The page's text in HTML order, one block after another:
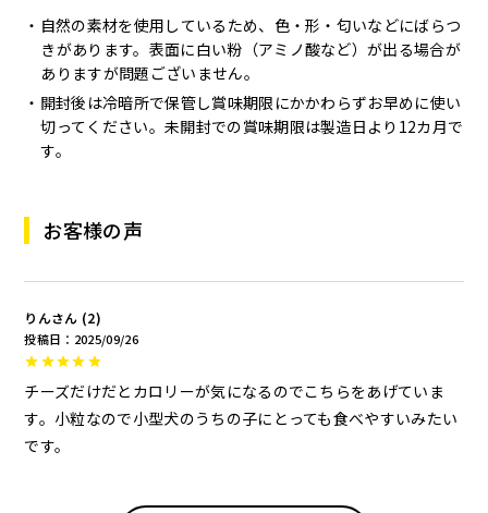
自然の素材を使用しているため、色・形・匂いなどにばらつ
きがあります。表面に白い粉（アミノ酸など）が出る場合が
ありますが問題ございません。
開封後は冷暗所で保管し賞味期限にかかわらずお早めに使い
切ってください。未開封での賞味期限は製造日より12カ月で
す。
お客様の声
りん 2
投稿日 2025/09/26
チーズだけだとカロリーが気になるのでこちらをあげていま
す。小粒なので小型犬のうちの子にとっても食べやすいみたい
です。